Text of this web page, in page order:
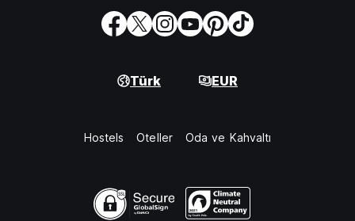
Türk EUR
Hostels Oteller Oda ve Kahvaltı